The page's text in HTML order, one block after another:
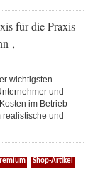
für die Praxis -
,
wichtigsten
und
im Betrieb
und
Shop-Artikel